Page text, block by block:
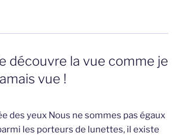
découvre la vue comme je
vue !
des yeux Nous ne sommes pas égaux
les porteurs de lunettes, il existe